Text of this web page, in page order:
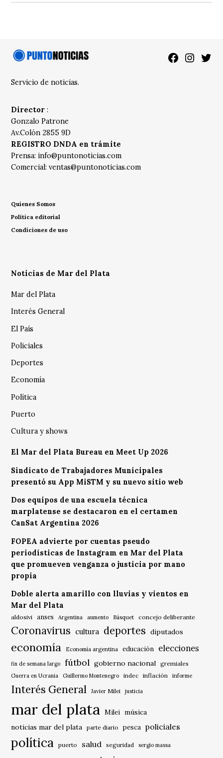
Facebook
Servicio de noticias.
Director :
Gonzalo Patrone
Av.Colón 2855 9D
REGISTRO DNDA en trámite
Prensa: info@puntonoticias.com
Comercial:ventas@puntonoticias.com
Quienes Somos
Política editorial
Condiciones de uso
Noticias de Mar del Plata
Mar del Plata
Interés General
El País
Policiales
Deportes
Economía
Política
Puerto
Cultura y shows
El Mar del Plata Bureau en Meet Up 2026
Sindicato de Trabajadores Municipales
presentó su App MiSTM y su nuevo sitio web
Dos equipos de una escuela técnica
marplatense se destacaron en el certamen
CanSat Argentina 2026
FOPEA advierte por cuentas pseudo
periodísticas de Instagram en Mar del Plata
que promueven venganza o justicia por mano
propia
Doble alerta amarillo con lluvias y vientos en
Mar del Plata
aldosivi anses Argentina aumento Básquet concejo deliberante
Coronavirus cultura deportes diputados
economía Economía argentina educación elecciones
fin de semana largo fútbol gobierno nacional gremiales
Guerra en Ucrania Guillermo Montenegro indec inflación informe
Interés General Javier Milei justicia
mar del plata Milei música
noticias mar del plata
parte diario pesca policiales
política puerto salud seguridad sergio massa